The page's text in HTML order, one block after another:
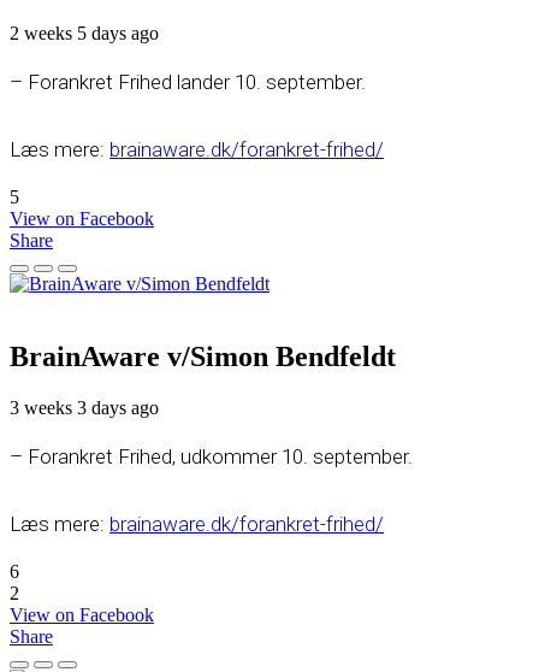
2 weeks 5 days ago
– Forankret Frihed lander 10. september.
Læs mere: brainaware.dk/forankret-frihed/
5
View on Facebook
Share
BrainAware v/Simon Bendfeldt
3 weeks 3 days ago
– Forankret Frihed, udkommer 10. september.
Læs mere: brainaware.dk/forankret-frihed/
6
2
View on Facebook
Share